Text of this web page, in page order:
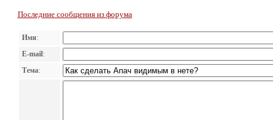
Последние сообщения из форума
Имя:
E-mail:
Тема: